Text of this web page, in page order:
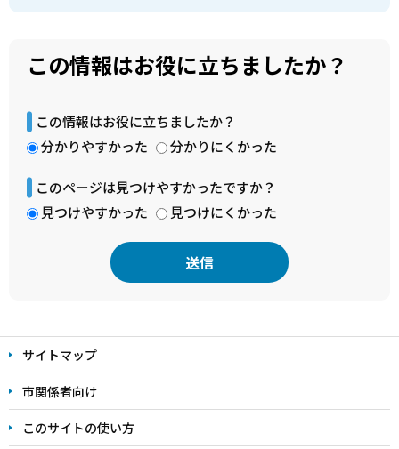
この情報はお役に立ちましたか？
この情報はお役に立ちましたか？
分かりやすかった
分かりにくかった
このページは見つけやすかったですか？
見つけやすかった
見つけにくかった
文
こ
こ
ま
で
サイトマップ
市関係者向け
このサイトの使い方